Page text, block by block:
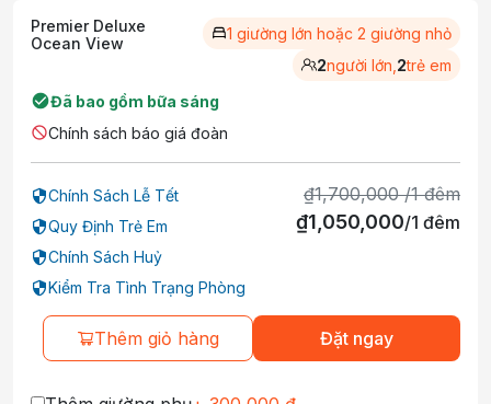
Premier Deluxe
Ocean View
1 giường lớn hoặc 2 giường nhỏ
2người lớn, 2trẻ em
Đã bao gồm bữa sáng
Chính sách báo giá đoàn
Chính Sách Lễ Tết
Quy Định Trẻ Em
Chính Sách Huỷ
Kiểm Tra Tình Trạng Phòng
₫1,700,000 /1 đêm
₫1,050,000/1 đêm
Thêm giỏ hàng Đặt ngay